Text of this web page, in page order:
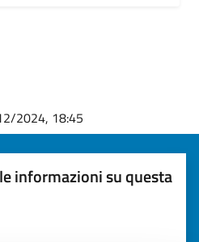
2024, 18:45
informazioni su questa
(da 1 a 5 stelle)
per valutare la chiarezza delle